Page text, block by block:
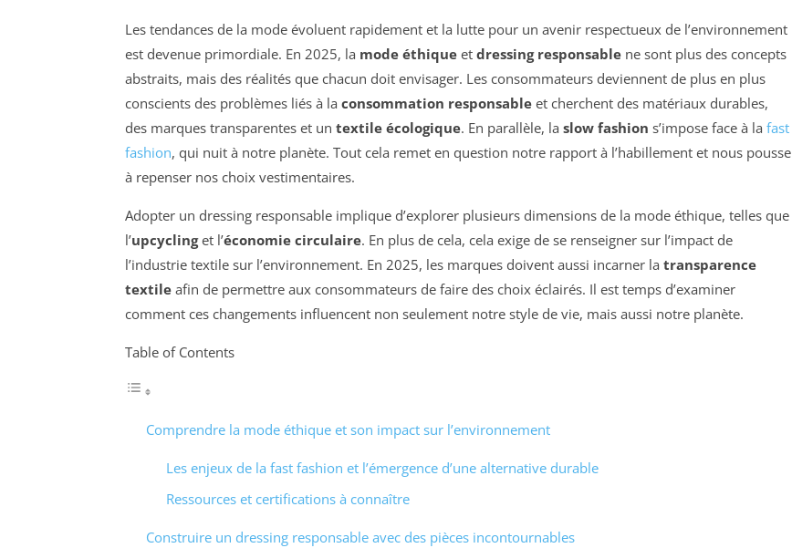
Les tendances de la mode évoluent rapidement et la lutte pour un avenir respectueux de l’environnement
est devenue primordiale. En 2025, la mode éthique et dressing responsable ne sont plus des concepts
abstraits, mais des réalités que chacun doit envisager. Les consommateurs deviennent de plus en plus
conscients des problèmes liés à la consommation responsable et cherchent des matériaux durables,
des marques transparentes et un textile écologique. En parallèle, la slow fashion s’impose face à la fast
fashion, qui nuit à notre planète. Tout cela remet en question notre rapport à l’habillement et nous pousse
à repenser nos choix vestimentaires.
Adopter un dressing responsable implique d’explorer plusieurs dimensions de la mode éthique, telles que
l’upcyclinget l’économie circulaire. En plus de cela, cela exige de se renseigner sur l’impact de
l’industrie textile sur l’environnement. En 2025, les marques doivent aussi incarner la transparence
textile afin de permettre aux consommateurs de faire des choix éclairés. Il est temps d’examiner
comment ces changements influencent non seulement notre style de vie, mais aussi notre planète.
Table of Contents
Comprendre la mode éthique et son impact sur l’environnement
Les enjeux de la fast fashion et l’émergence d’une alternative durable
Ressources et certifications à connaître
Construire un dressing responsable avec des pièces incontournables